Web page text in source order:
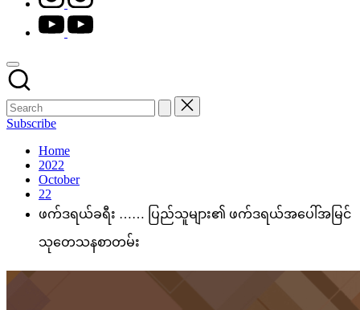
youtube.com
Subscribe
Home
2022
October
22
ဖက်ဒရယ်ခရီး …… ပြည်သူများ၏ ဖက်ဒရယ်အပေါ်အမြင်
သုတေသနစာတမ်း